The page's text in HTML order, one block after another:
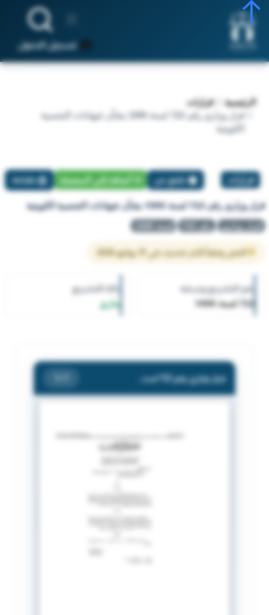
تسجيل الدخول
الرئيسية
قرارات
قرار وزاري رقم 722 لسنة 1995 بشأن شهادات الجنسية
الكويتية
قرارات تبليغ عن أضافة إلي المفضلة طباعة
قرار وزاري رقم 722 لسنة 1995 بشأن شهادات الجنسية الكويتية
قرار وزاري رقم 722 لسنة 1995
النص وفقاً لآخر تحديث في 31 يوليو 2026
رقم التشريع وسنته
722 لسنة 1995
حالة التشريع
ساري